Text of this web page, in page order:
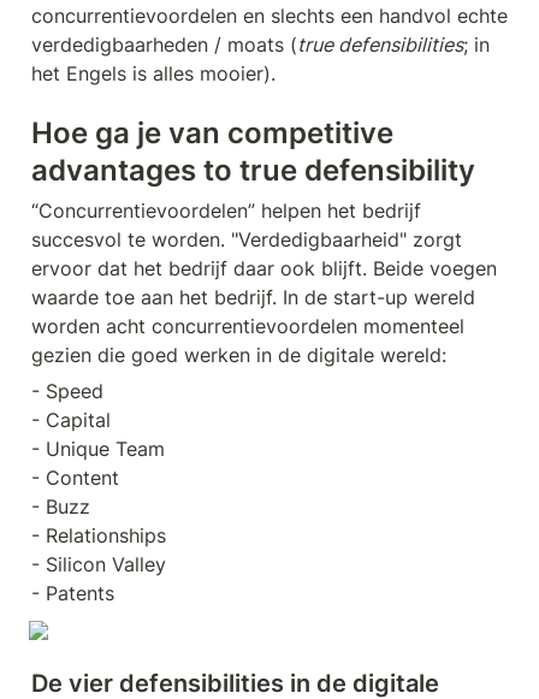
concurrentievoordelen en slechts een handvol echte
verdedigbaarheden / moats (true defensibilities; in
het Engels is alles mooier).
Hoe ga je van competitive
advantages to true defensibility
“Concurrentievoordelen” helpen het bedrijf
succesvol te worden. "Verdedigbaarheid" zorgt
ervoor dat het bedrijf daar ook blijft. Beide voegen
waarde toe aan het bedrijf. In de start-up wereld
worden acht concurrentievoordelen momenteel
gezien die goed werken in de digitale wereld:
- Speed
- Capital
- Unique Team
- Content
- Buzz
- Relationships
- Silicon Valley
- Patents
De vier defensibilities in de digitale